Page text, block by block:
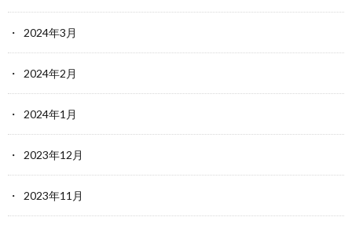
2024年3月
2024年2月
2024年1月
2023年12月
2023年11月